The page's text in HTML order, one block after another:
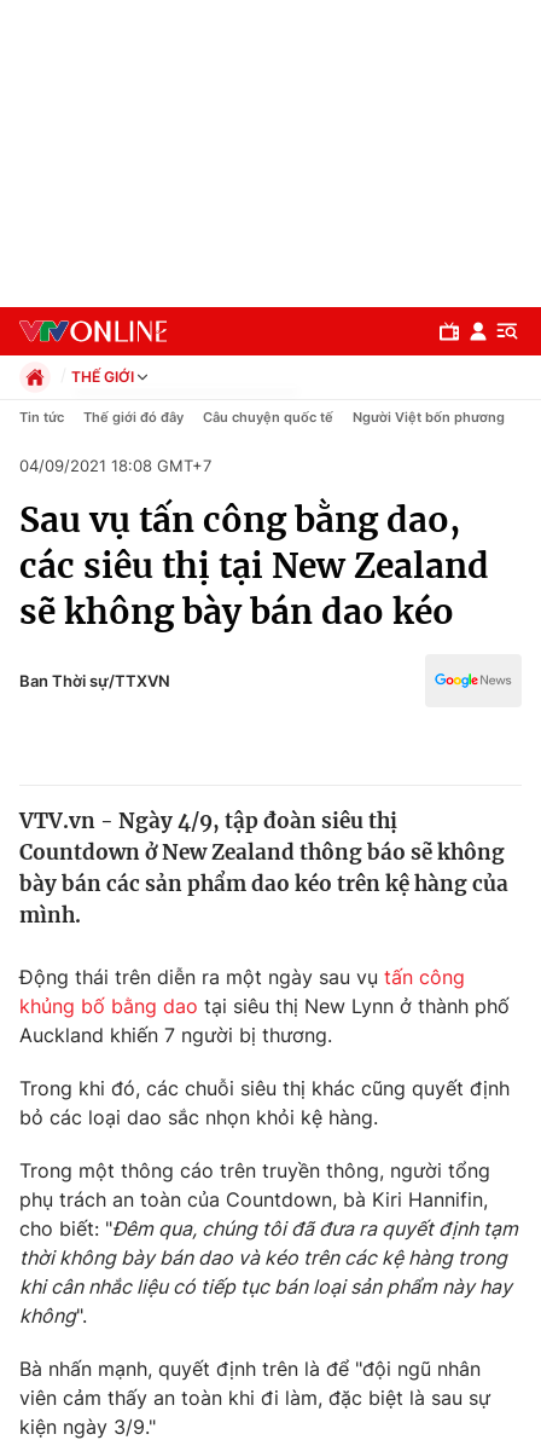
Chuyên mục
Chính trị
Xã hội
Pháp luật
Thế giới
Tin tức
Thế giới đó đây
Câu chuyện quốc tế
Kinh tế
Thị trường
Góc doanh nghiệp
Dữ liệu và đời sống
Truyền hình
Phim VTV
Nhân vật
Khán giả
Giải sao mai
Giải trí
Điện ảnh
Âm nhạc
Sao
Đời sống
Du lịch
Làm đẹp
Chất lượng cuộc sống
Giáo dục
Tuyển sinh
Công nghệ
Hitech Công nghệ tương lai
Sản phẩm
Giao lưu trực tuyến
THẾ GIỚI
Chính trị
Pháp luật
Kinh tế
Thể thao
Truyền hình
Văn hóa - Giải trí
Công nghệ
Tin tức Thế giới đó đây Câu chuyện quốc tế Người Việt bốn phương
04/09/2021 18:08 GMT+7
Sau vụ tấn công bằng dao,
các siêu thị tại New Zealand
sẽ không bày bán dao kéo
Ban Thời sự/TTXVN
VTV.vn - Ngày 4/9, tập đoàn siêu thị
Countdown ở New Zealand thông báo sẽ không
bày bán các sản phẩm dao kéo trên kệ hàng của
mình.
Động thái trên diễn ra một ngày sau vụ tấn công
khủng bố bằng dao tại siêu thị New Lynn ở thành phố
Auckland khiến 7 người bị thương.
Trong khi đó, các chuỗi siêu thị khác cũng quyết định
bỏ các loại dao sắc nhọn khỏi kệ hàng.
Trong một thông cáo trên truyền thông, người tổng
phụ trách an toàn của Countdown, bà Kiri Hannifin,
cho biết: "Đêm qua, chúng tôi đã đưa ra quyết định tạm
thời không bày bán dao và kéo trên các kệ hàng trong
khi cân nhắc liệu có tiếp tục bán loại sản phẩm này hay
không".
Bà nhấn mạnh, quyết định trên là để "đội ngũ nhân
viên cảm thấy an toàn khi đi làm, đặc biệt là sau sự
kiện ngày 3/9."